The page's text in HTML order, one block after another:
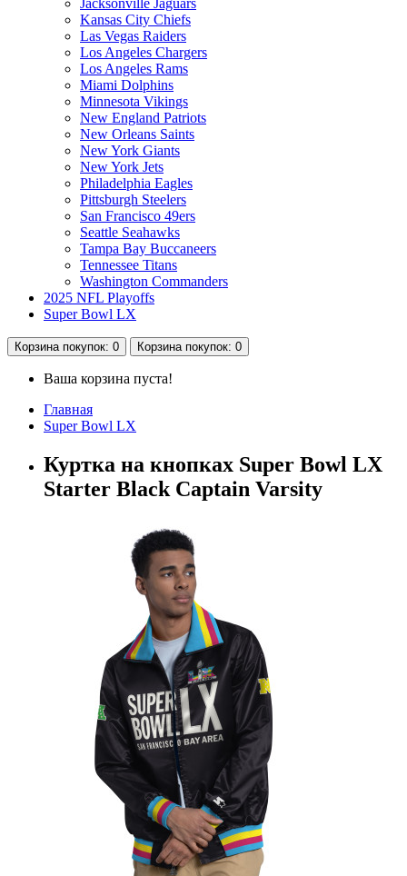
Kansas City Chiefs
Las Vegas Raiders
Los Angeles Chargers
Los Angeles Rams
Miami Dolphins
Minnesota Vikings
New England Patriots
New Orleans Saints
New York Giants
New York Jets
Philadelphia Eagles
Pittsburgh Steelers
San Francisco 49ers
Seattle Seahawks
Tampa Bay Buccaneers
Tennessee Titans
Washington Commanders
2025 NFL Playoffs
Super Bowl LX
Корзина покупок: 0 Корзина покупок: 0
Ваша корзина пуста!
Главная
Super Bowl LX
Куртка на кнопках Super Bowl LX
Starter Black Captain Varsity